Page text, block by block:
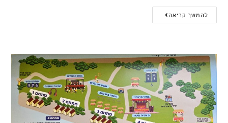
להמשך קריאה